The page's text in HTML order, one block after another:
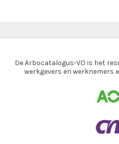
De Arbocatalogus-VO is het
werkgevers en werknemers